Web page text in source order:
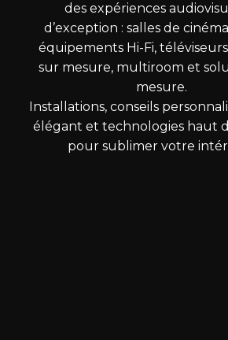
des expériences
d’exception : salles de
équipements Hi-Fi,
sur mesure, multiroom et
mesure.
Installations, conseils
élégant et technologies haut
pour sublimer votre